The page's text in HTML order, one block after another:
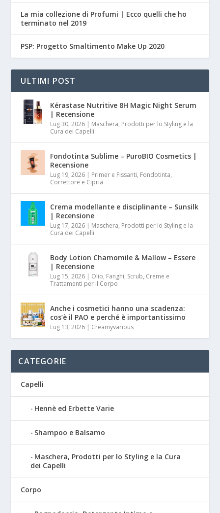
La mia collezione di Profumi | Ecco quelli che ho
terminato nel 2019
PSP: Progetto Smaltimento Make Up 2020
ULTIMI POST
Kérastase Nutritive 8H Magic Night Serum
| Recensione
Lug 30, 2026 | Maschera, Prodotti per lo Styling e la
Cura dei Capelli
Fondotinta Sublime – PuroBIO Cosmetics |
Recensione
Lug 19, 2026 | Primer e Fissanti, Fondotinta,
Correttore e Cipria
Crema modellante e disciplinante – Sunsilk
| Recensione
Lug 17, 2026 | Maschera, Prodotti per lo Styling e la
Cura dei Capelli
Body Lotion Chamomile & Mallow – Essere
| Recensione
Lug 15, 2026 | Olio, Fanghi, Scrub, Creme e
Trattamenti per il Corpo
Anche i cosmetici hanno una scadenza:
cos’è il PAO e perché è importantissimo
Lug 13, 2026 | Creamyvarious
CATEGORIE
Capelli
Hennè ed Erbette Varie
Shampoo e Balsamo
Maschera, Prodotti per lo Styling e la Cura
dei Capelli
Corpo